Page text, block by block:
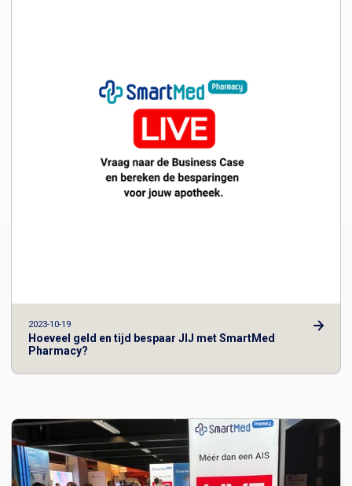
2023-10-19
Hoeveel geld en tijd bespaar JIJ met SmartMed
Pharmacy?